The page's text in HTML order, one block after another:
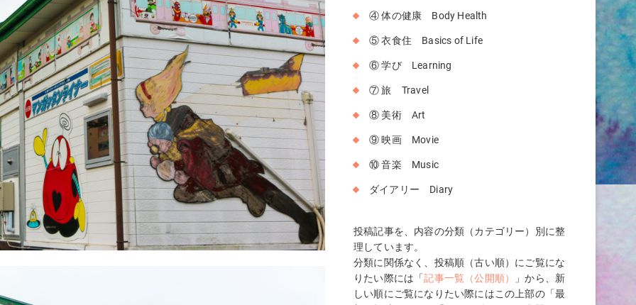
④ 体の健康 Body Health
⑤ 衣食住 Basics of Life
⑥ 学び Learning
⑦ 旅 Travel
⑧ 美術 Art
⑨ 映画 Movie
⑩ 音楽 Music
ダイアリー Diary
投稿記事を、内容の分類（カテゴリー）別に整
理しています。
分類に関係なく、投稿順（古い順）にご覧にな
りたい際には「記事一覧（公開順）
」から、新
しい順にご覧になりたい際にはこの上部の「最